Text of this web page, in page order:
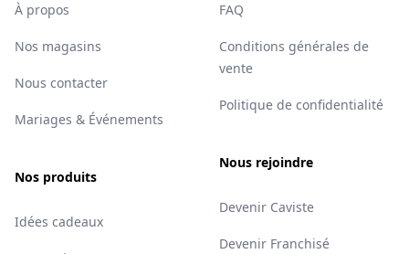
À propos
Nos magasins
Nous contacter
Mariages & Événements
Nos produits
Idées cadeaux
FAQ
Conditions générales de
vente
Politique de confidentialité
Nous rejoindre
Devenir Caviste
Devenir Franchisé